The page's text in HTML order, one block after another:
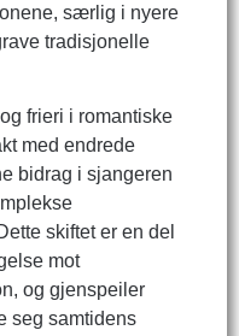
særlig i nyere
tradisjonelle
frieri i romantiske
med endrede
bidrag i sjangeren
skiftet er en del
mot
og gjenspeiler
seg samtidens